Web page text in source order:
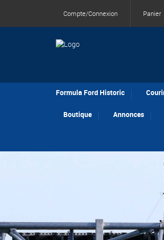
Compte/Connexion Panier
Formula Ford Historic
Boutique Annonces